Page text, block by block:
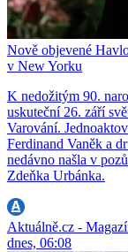
Nově objevené
v New Yorku
K nedožitým 90.
uskuteční 26. září
Varování.
Ferdinand Vaněk a
nedávno našla v
Zdeňka Urbánka.
Aktuálně.cz -
dnes, 06:08